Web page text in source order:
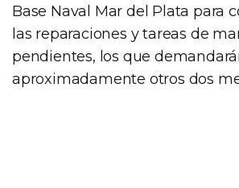
Base Naval Mar del Plata para
las reparaciones y tareas de
pendientes, los que
aproximadamente otros dos